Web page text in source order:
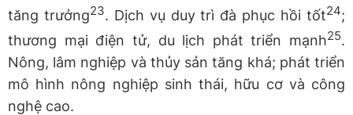
tăng trưởng23. Dịch vụ duy trì đà phục hồi tốt24;
thương mại điện tử, du lịch phát triển mạnh25.
Nông, lâm nghiệp và thủy sản tăng khá; phát triển
mô hình nông nghiệp sinh thái, hữu cơ và công
nghệ cao.